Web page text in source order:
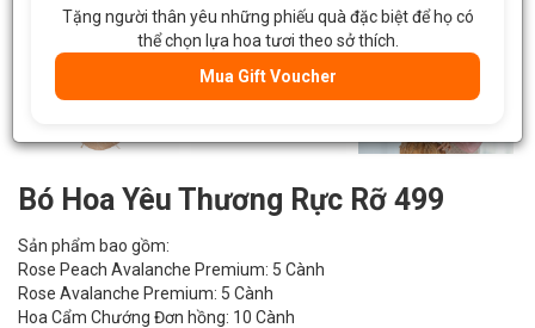
Bó Hoa Yêu Thương Rực Rỡ 499
Sản phẩm bao gồm:
Rose Peach Avalanche Premium: 5 Cành
Rose Avalanche Premium: 5 Cành
Hoa Cẩm Chướng Đơn hồng: 10 Cành
Tặng người thân yêu những phiếu quà đặc biệt để họ có
thể chọn lựa hoa tươi theo sở thích.
Mua Gift Voucher